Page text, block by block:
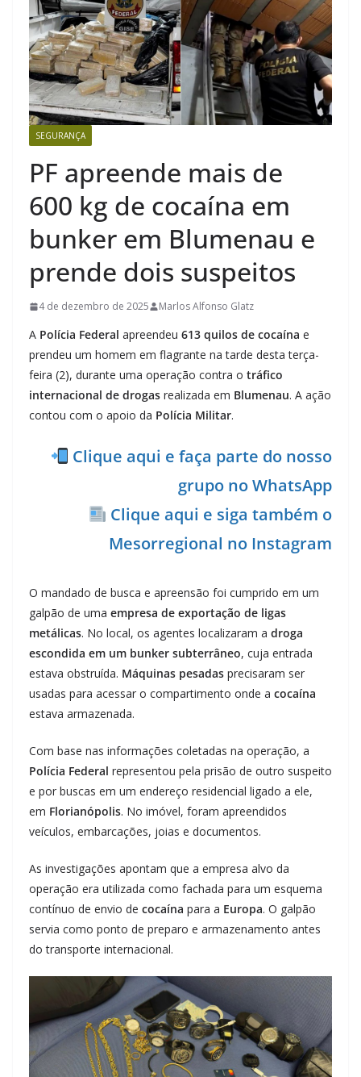
SEGURANÇA
PF apreende mais de
600 kg de cocaína em
bunker em Blumenau e
prende dois suspeitos
4 de dezembro de 2025 Marlos Alfonso Glatz
A Polícia Federal apreendeu 613 quilos de cocaína e
prendeu um homem em flagrante na tarde desta terça-
feira (2), durante uma operação contra o tráfico
internacional de drogas realizada em Blumenau. A ação
contou com o apoio da Polícia Militar.
Clique aqui e faça parte do nosso
grupo no WhatsApp
Clique aqui e siga também o
Mesorregional no Instagram
O mandado de busca e apreensão foi cumprido em um
galpão de uma empresa de exportação de ligas
metálicas. No local, os agentes localizaram a droga
escondida em um bunker subterrâneo, cuja entrada
estava obstruída. Máquinas pesadas precisaram ser
usadas para acessar o compartimento onde a cocaína
estava armazenada.
Com base nas informações coletadas na operação, a
Polícia Federal representou pela prisão de outro suspeito
e por buscas em um endereço residencial ligado a ele,
em Florianópolis. No imóvel, foram apreendidos
veículos, embarcações, joias e documentos.
As investigações apontam que a empresa alvo da
operação era utilizada como fachada para um esquema
contínuo de envio de cocaína para a Europa. O galpão
servia como ponto de preparo e armazenamento antes
do transporte internacional.